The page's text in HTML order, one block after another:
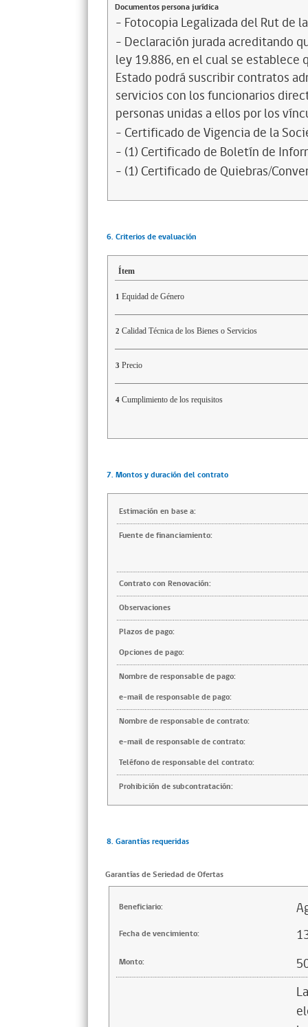
Documentos persona jurídica
- Fotocopia Legalizada del Rut de
- Declaración jurada acreditando
ley 19.886, en el cual se
Estado podrá suscribir contratos
servicios con los funcionarios
personas unidas a ellos por los
- Certificado de Vigencia de la
- (1) Certificado de Boletín de
- (1) Certificado de Quiebras/
6. Criterios de evaluación
Ítem
1 Equidad de Género
2 Calidad Técnica de los Bienes o Servicios
3 Precio
4 Cumplimiento de los requisitos
7. Montos y duración del contrato
Estimación en base a:
Fuente de financiamiento:
Contrato con Renovación:
Observaciones
Plazos de pago:
Opciones de pago:
Nombre de responsable de pago:
e-mail de responsable de pago:
Nombre de responsable de contrato:
e-mail de responsable de contrato:
Teléfono de responsable del contrato:
Prohibición de subcontratación:
8. Garantías requeridas
Garantías de Seriedad de Ofertas
Beneficiario:
Fecha de vencimiento:
Monto: